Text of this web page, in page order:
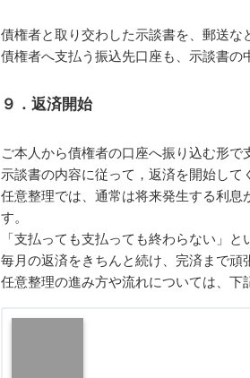
債権者と取り交わした示談書を、郵送な
債権者へ支払う振込先口座も、示談書の
９．返済開始
ご本人から債権者の口座へ振り込む形で
示談書の内容に従って，返済を開始して
任意整理では、通常は将来発生する利
す。
「支払っても支払っても終わらない」
毎月の返済をきちんと続け、完済まで頑
任意整理の進み方や流れについては、下